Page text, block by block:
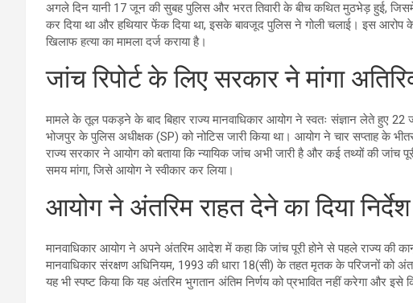
अगले दिन यानी 17 जून की सुबह पुलिस और भरत तिवारी के बीच कथित मुठभेड़ हुई,
कर दिया था और हथियार फेंक दिया था, इसके बावजूद पुलिस ने गोली चलाई। इस
खिलाफ हत्या का मामला दर्ज कराया है।
जांच रिपोर्ट के लिए सरकार ने मांगा
मामले के तूल पकड़ने के बाद बिहार राज्य मानवाधिकार आयोग ने स्वतः संज्ञान लेते हुए
भोजपुर के पुलिस अधीक्षक (SP) को नोटिस जारी किया था। आयोग ने चार सप्ताह के
राज्य सरकार ने आयोग को बताया कि न्यायिक जांच अभी जारी है और कई तथ्यों की जांच
समय मांगा, जिसे आयोग ने स्वीकार कर लिया।
आयोग ने अंतरिम राहत देने का दिया निर्देश
मानवाधिकार आयोग ने अपने अंतरिम आदेश में कहा कि जांच पूरी होने से पहले राज्य की
मानवाधिकार संरक्षण अधिनियम, 1993 की धारा 18(सी) के तहत मृतक के परिजनों को
यह भी स्पष्ट किया कि यह अंतरिम भुगतान अंतिम निर्णय को प्रभावित नहीं करेगा और इसे